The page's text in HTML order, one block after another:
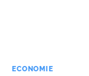
ECONOMIE